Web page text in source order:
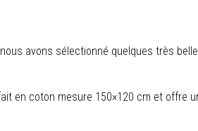
avons sélectionné quelques très
en coton mesure 150×120 cm et offre